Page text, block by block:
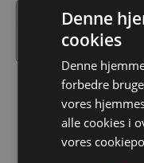
Kommende
dato.
Denne
cookies
Denne
forbedre
vores
alle cookies i
vores